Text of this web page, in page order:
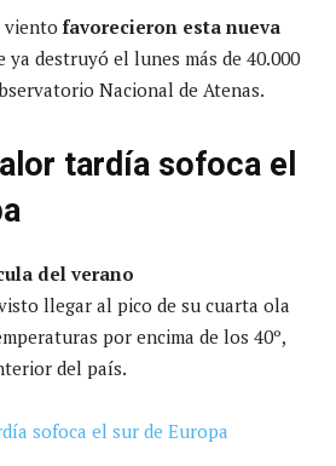
viento favorecieron esta nueva
ya destruyó el lunes más de 40.000
Nacional de Atenas.
tardía sofoca el
del verano
llegar al pico de su cuarta ola
por encima de los 40º,
del país.